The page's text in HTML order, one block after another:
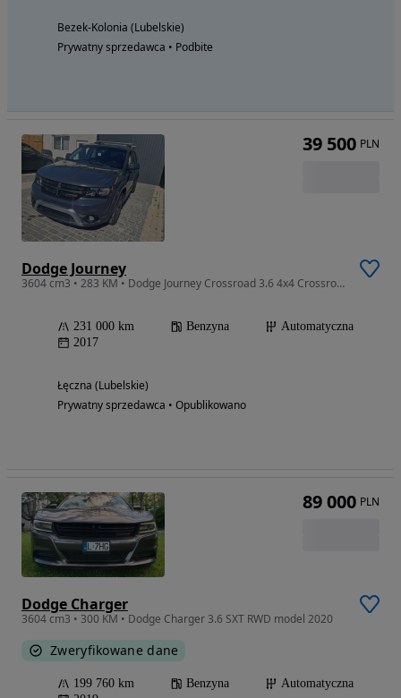
Bezek-Kolonia (Lubelskie)
Prywatny sprzedawca • Podbite
Dodge Journey
3604 cm3 • 283 KM • Dodge Journey Crossroad 3.6 4x4 Crossroad
231 000 km Benzyna
Automatyczna
2017
Łęczna (Lubelskie)
Prywatny sprzedawca • Opublikowano
39 500 PLN
Dodge Charger
3604 cm3 • 300 KM • Dodge Charger 3.6 SXT RWD model 2020
Zweryfikowane dane
199 760 km Benzyna
Automatyczna
89 000 PLN